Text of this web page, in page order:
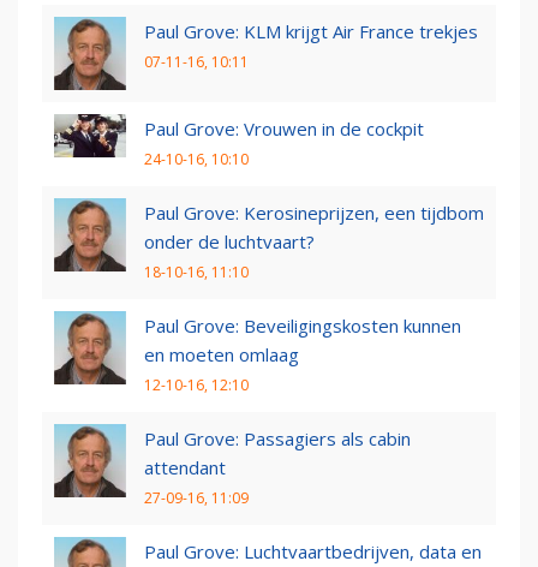
Paul Grove: KLM krijgt Air France trekjes
07-11-16, 10:11
Paul Grove: Vrouwen in de cockpit
24-10-16, 10:10
Paul Grove: Kerosineprijzen, een tijdbom
onder de luchtvaart?
18-10-16, 11:10
Paul Grove: Beveiligingskosten kunnen
en moeten omlaag
12-10-16, 12:10
Paul Grove: Passagiers als cabin
attendant
27-09-16, 11:09
Paul Grove: Luchtvaartbedrijven, data en